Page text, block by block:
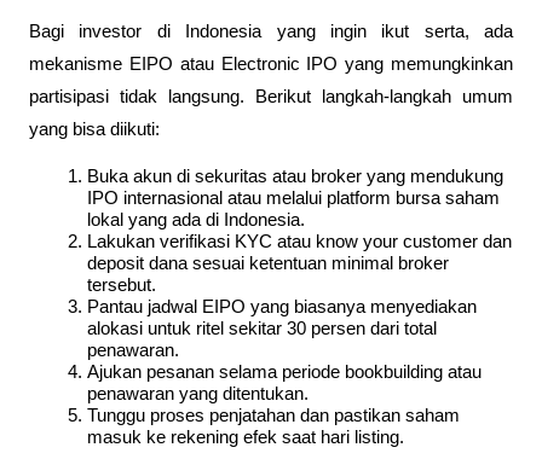
Bagi investor di Indonesia yang ingin ikut serta, ada
mekanisme EIPO atau Electronic IPO yang memungkinkan
partisipasi tidak langsung. Berikut langkah-langkah umum
yang bisa diikuti:
Buka akun di sekuritas atau broker yang mendukung
IPO internasional atau melalui platform bursa saham
lokal yang ada di Indonesia.
Lakukan verifikasi KYC atau know your customer dan
deposit dana sesuai ketentuan minimal broker
tersebut.
Pantau jadwal EIPO yang biasanya menyediakan
alokasi untuk ritel sekitar 30 persen dari total
penawaran.
Ajukan pesanan selama periode bookbuilding atau
penawaran yang ditentukan.
Tunggu proses penjatahan dan pastikan saham
masuk ke rekening efek saat hari listing.